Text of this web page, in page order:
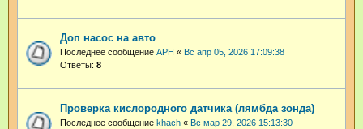
Доп насос на авто
Последнее сообщение АРН « Вс апр 05, 2026 17:09:38
Ответы: 8
Проверка кислородного датчика (лямбда зонда)
Последнее сообщение khach « Вс мар 29, 2026 15:13:30